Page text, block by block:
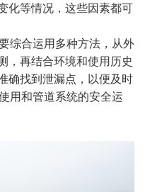
化等情况，这些因素都可
综合运用多种方法，从外
，再结合环境和使用历史
确找到泄漏点，以便及时
用和管道系统的安全运